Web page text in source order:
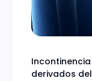
derivados